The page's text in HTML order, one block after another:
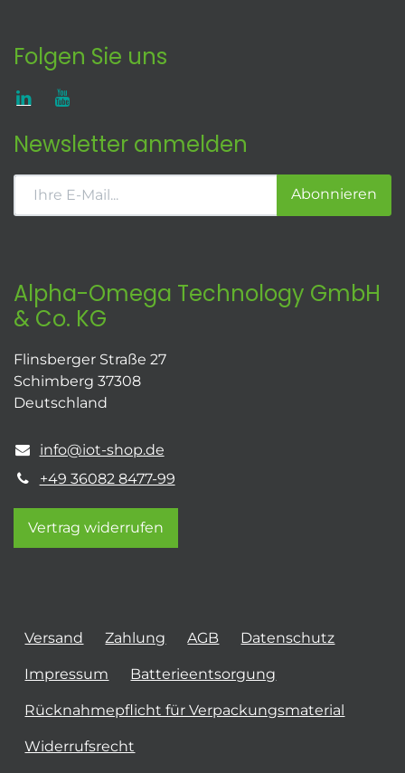
Folgen Sie uns
Newsletter anmelden
Abonnieren
Alpha-Omega Technology GmbH
& Co. KG
Flinsberger Straße 27
Schimberg 37308
Deutschland
info@iot-shop.de
+49 36082 8477-99
Vertrag widerrufen
Versand Zahlung AGB Datenschutz
Impressum Batterieentsorgung
Rücknahmepflicht für Verpackungsmaterial
Widerrufsrecht